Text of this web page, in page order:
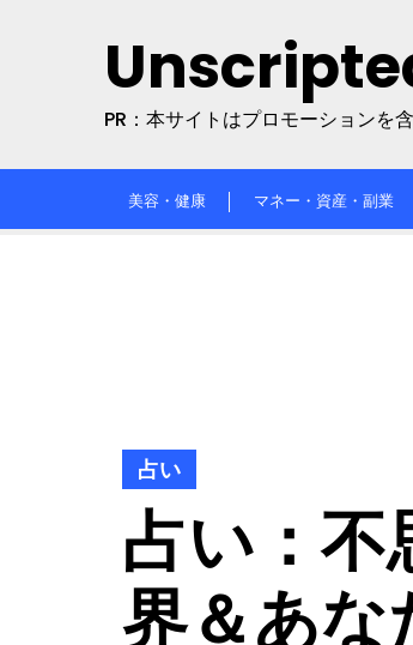
PR：本サイトはプロモーションを
美容・健康 マネー・資産・副業
占い
占い：不
界＆あな